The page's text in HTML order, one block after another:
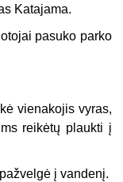
Katajama.
pasuko parko
vienakojis vyras,
reikėtų plaukti į
į vandenį.